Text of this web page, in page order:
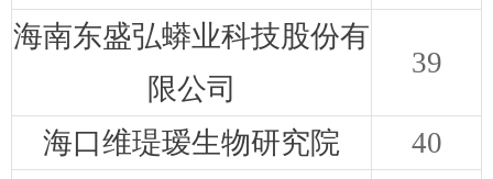
海南东盛弘蟒业科技股份有
限公司
39
海口维瑅瑷生物研究院
40